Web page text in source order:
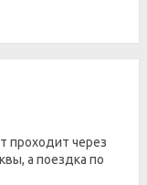
проходит через
а поездка по